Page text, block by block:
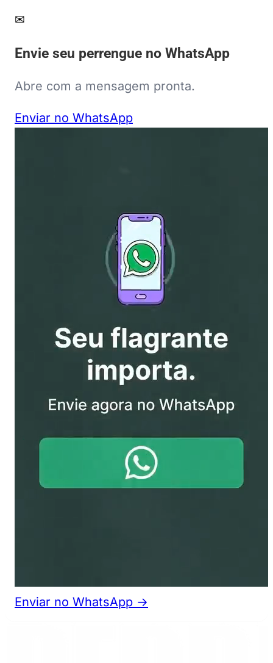
✉
Envie seu perrengue no WhatsApp
Abre com a mensagem pronta.
Enviar no WhatsApp
Enviar no WhatsApp →